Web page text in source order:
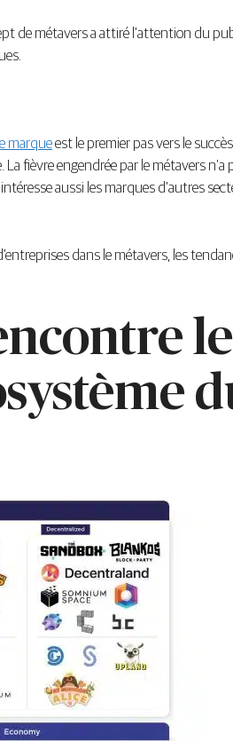
de métavers a attiré l’attention du
marqueest le premier pas vers le
fièvre engendrée par le métavers
aussi les marques d’autres
dans le métavers, les
le